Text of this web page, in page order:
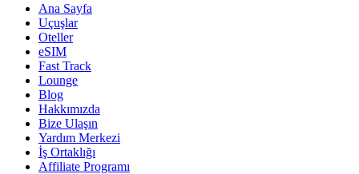
Ana Sayfa
Uçuşlar
Oteller
eSIM
Fast Track
Lounge
Blog
Hakkımızda
Bize Ulaşın
Yardım Merkezi
İş Ortaklığı
Affiliate Programı